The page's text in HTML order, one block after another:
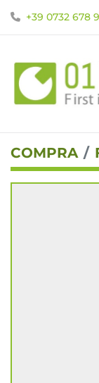
+39 0732 678
COMPRA